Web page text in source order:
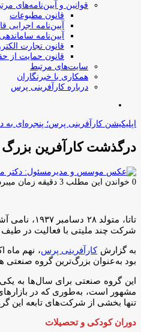
قوانین و آیین‌نامه‌های
‌قانون مطبوعات
آیین‌نامه اجرایی
آیین‌نامه
قانون تجارت
قانون حمایت از
سایت‌های مرتبط
همکاری با خبرنگاران
درباره کارآفرینی پرس
اپلیکیشن کارآفرینی پرس؛ پنجره‌ای به
درگذشت کارآفرین بزرگ
0 خواندن این مطلب 3 دقیقه زمان میبرد
تاتا،
شرکت چند ملیتی با فعالیت در
به گزارشکارآفرینی پرس، نهم ماه
بود به‌عنوان بزرگ‌ترین گروه
مشهور است، به‌طوری که در
تنها بخشی از شرکت‌های تابعه این
دوران کودکی و تحصیلات